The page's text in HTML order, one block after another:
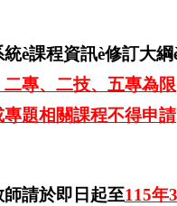
統è課程資訊è修訂大綱
二專、二技、五專為限
專題相關課程不得申請
請於即日起至115年3